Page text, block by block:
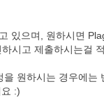
있으며, 원하시면
시고 제출하시는걸
원하시는 경우에
:)